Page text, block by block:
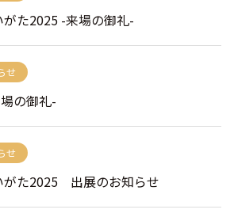
た2025 -来場の御礼-
せ
の御礼-
せ
がた2025 出展のお知らせ